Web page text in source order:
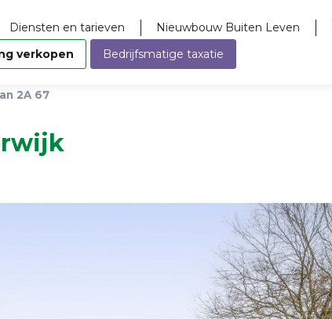
Diensten en tarieven Nieuwbouw Buiten Leven
verkopen
Bedrijfsmatige taxatie
2A 67